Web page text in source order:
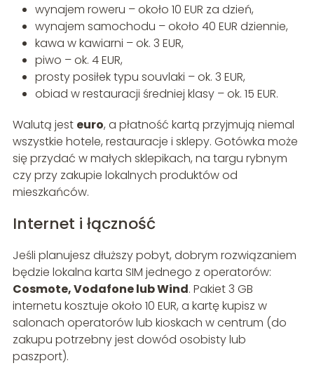
wynajem roweru – około 10 EUR za dzień,
wynajem samochodu – około 40 EUR dziennie,
kawa w kawiarni – ok. 3 EUR,
piwo – ok. 4 EUR,
prosty posiłek typu souvlaki – ok. 3 EUR,
obiad w restauracji średniej klasy – ok. 15 EUR.
Walutą jest euro, a płatność kartą przyjmują niemal
wszystkie hotele, restauracje i sklepy. Gotówka może
się przydać w małych sklepikach, na targu rybnym
czy przy zakupie lokalnych produktów od
mieszkańców.
Internet i łączność
Jeśli planujesz dłuższy pobyt, dobrym rozwiązaniem
będzie lokalna karta SIM jednego z operatorów:
Cosmote, Vodafone lub Wind. Pakiet 3 GB
internetu kosztuje około 10 EUR, a kartę kupisz w
salonach operatorów lub kioskach w centrum (do
zakupu potrzebny jest dowód osobisty lub
paszport).